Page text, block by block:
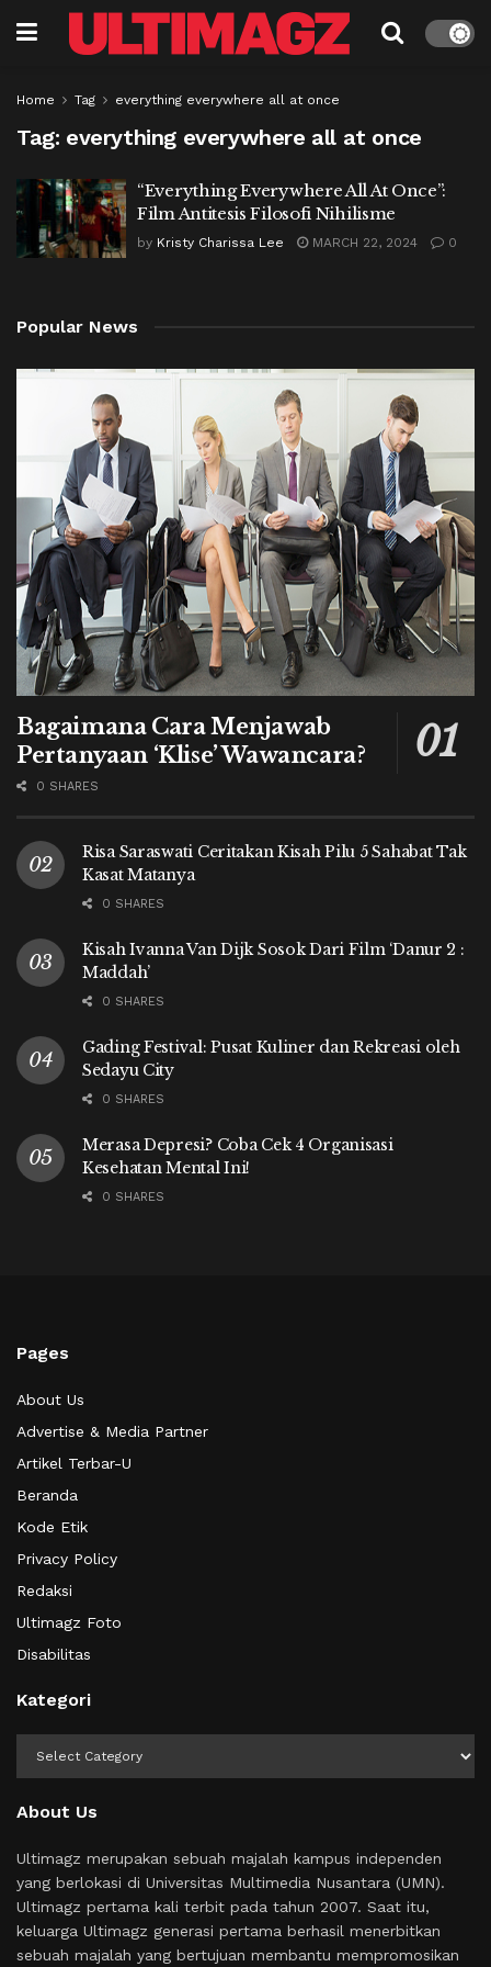
Home Tag everything everywhere all at once
Tag: everything everywhere all at once
“Everything Everywhere All At Once”:
Film Antitesis Filosofi Nihilisme
by Kristy Charissa Lee MARCH 22, 2024 0
Popular News
Bagaimana Cara Menjawab
Pertanyaan ‘Klise’ Wawancara?
0 SHARES
Risa Saraswati Ceritakan Kisah Pilu 5 Sahabat Tak
Kasat Matanya
0 SHARES
Kisah Ivanna Van Dijk Sosok Dari Film ‘Danur 2 :
Maddah’
0 SHARES
Gading Festival: Pusat Kuliner dan Rekreasi oleh
Sedayu City
0 SHARES
Merasa Depresi? Coba Cek 4 Organisasi
Kesehatan Mental Ini!
0 SHARES
Pages
About Us
Advertise & Media Partner
Artikel Terbar-U
Beranda
Kode Etik
Privacy Policy
Redaksi
Ultimagz Foto
Disabilitas
Kategori
About Us
Ultimagz merupakan sebuah majalah kampus independen
yang berlokasi di Universitas Multimedia Nusantara (UMN).
Ultimagz pertama kali terbit pada tahun 2007. Saat itu,
keluarga Ultimagz generasi pertama berhasil menerbitkan
sebuah majalah yang bertujuan membantu mempromosikan